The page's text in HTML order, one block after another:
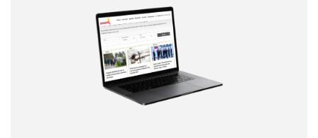
Correo electrónico
Tipo de comentario